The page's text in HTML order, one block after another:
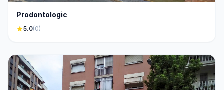
Prodontologic
star5.0(0)